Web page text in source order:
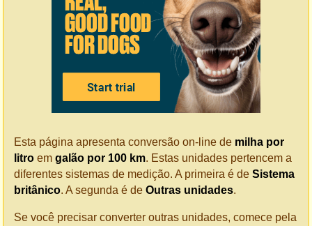
Esta página apresenta conversão on-line de milha por
litro em galão por 100 km. Estas unidades pertencem a
diferentes sistemas de medição. A primeira é de Sistema
britânico. A segunda é de Outras unidades.
Se você precisar converter outras unidades, comece pela